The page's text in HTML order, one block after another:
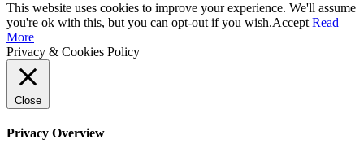
This website uses cookies to improve your experience. We'll assume
you're ok with this, but you can opt-out if you wish.Accept Read
More
Privacy & Cookies Policy
Close
Privacy Overview